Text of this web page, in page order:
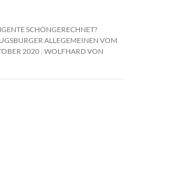
SCHÖNGERECHNET?
ALLEGEMEINEN VOM
2020 WOLFHARD VON